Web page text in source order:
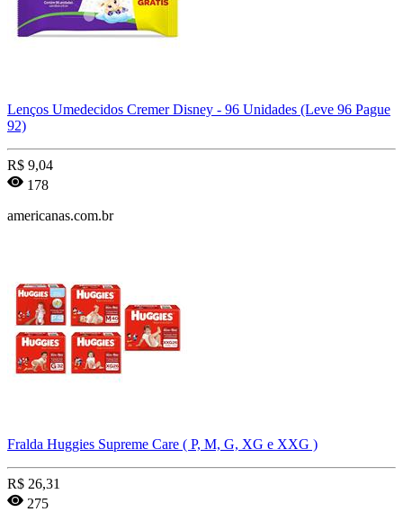
Lenços Umedecidos Cremer Disney - 96 Unidades (Leve 96 Pague
92)
R$ 9,04
178
americanas.com.br
Fralda Huggies Supreme Care ( P, M, G, XG e XXG )
R$ 26,31
275